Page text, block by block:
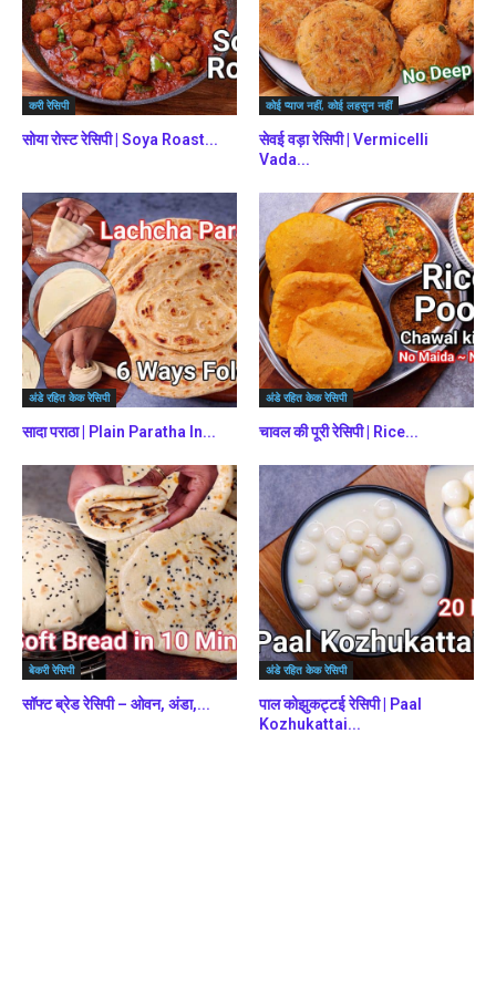
करी रेसिपी
सोया रोस्ट रेसिपी | Soya Roast...
कोई प्याज नहीं, कोई लहसुन नहीं
सेवई वड़ा रेसिपी | Vermicelli
Vada...
अंडे रहित केक रेसिपी
सादा पराठा | Plain Paratha In...
अंडे रहित केक रेसिपी
चावल की पूरी रेसिपी | Rice...
बेकरी रेसिपी
सॉफ्ट ब्रेड रेसिपी – ओवन, अंडा,...
अंडे रहित केक रेसिपी
पाल कोझुकट्टई रेसिपी | Paal
Kozhukattai...